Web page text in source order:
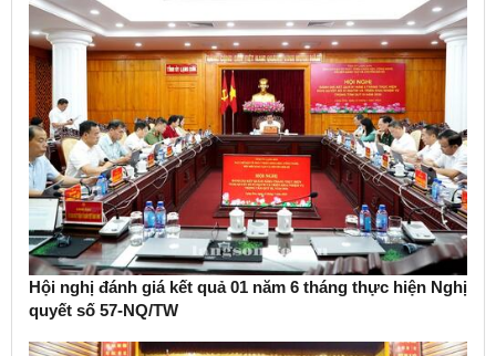
Hội nghị đánh giá kết quả 01 năm 6 tháng thực hiện Nghị
quyết số 57-NQ/TW